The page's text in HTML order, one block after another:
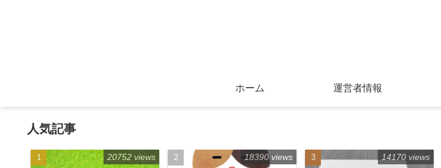
ホーム 運営者情報
人気記事
20752 views 18390 views 14170 views